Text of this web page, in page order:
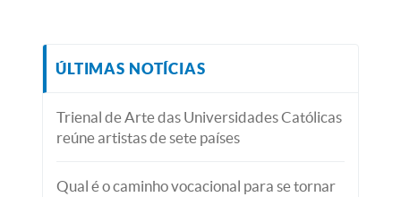
ÚLTIMAS NOTÍCIAS
Trienal de Arte das Universidades Católicas
reúne artistas de sete países
Qual é o caminho vocacional para se tornar